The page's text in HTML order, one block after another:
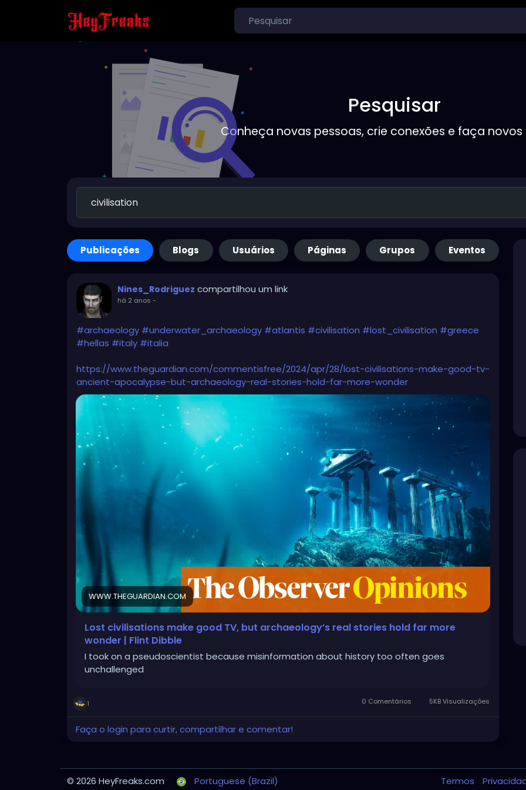
Pesquisar
Conheça novas pessoas, crie conexões e faça
Publicações Blogs Usuários Páginas Grupos Eventos
Nines_Rodriguez compartilhou um link
há 2 anos -
#archaeology #underwater_archaeology #atlantis #civilisation #lost_civilisation #greece
#hellas #italy #italia
https://www.theguardian.com/commentisfree/2024/apr/28/lost-civilisations-make-good-tv-
ancient-apocalypse-but-archaeology-real-stories-hold-far-more-wonder
WWW.THEGUARDIAN.COM
Lost civilisations make good TV, but archaeology’s real stories hold far more
wonder | Flint Dibble
I took on a pseudoscientist because misinformation about history too often goes
unchallenged
1 0 Comentários 5KB Visualizações
Faça o login para curtir, compartilhar e comentar!
© 2026 HeyFreaks.com Portuguese (Brazil) Termos